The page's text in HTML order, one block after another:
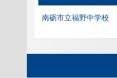
南砺市立福野中学校